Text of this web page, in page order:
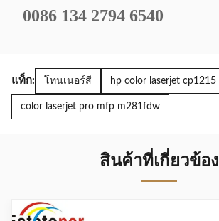
0086 134 2794 6540
แท็ก: โทนเนอร์สี hp color laserjet cp1215
color laserjet pro mfp m281fdw
สินค้าที่เกี่ยวข้อง